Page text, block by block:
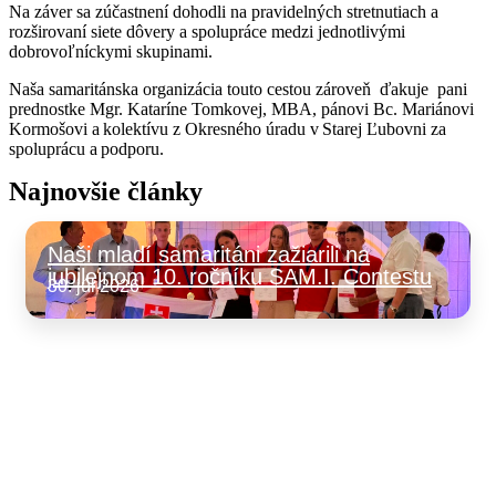
Na záver sa zúčastnení dohodli na pravidelných stretnutiach a
rozširovaní siete dôvery a spolupráce medzi jednotlivými
dobrovoľníckymi skupinami.
Naša samaritánska organizácia touto cestou zároveň ďakuje pani
prednostke Mgr. Kataríne Tomkovej, MBA, pánovi Bc. Mariánovi
Kormošovi a kolektívu z Okresného úradu v Starej Ľubovni za
spoluprácu a podporu.
Najnovšie články
Naši mladí samaritáni zažiarili na
jubilejnom 10. ročníku SAM.I. Contestu
30. júl 2026